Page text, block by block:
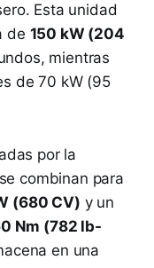
Esta unidad
de 150 kW (204
mientras
de 70 kW (95
por la
combinan para
(680 CV) y un
Nm (782 lb-
en una